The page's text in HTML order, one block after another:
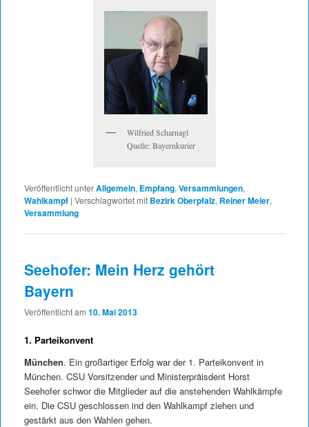
Wilfried Scharnagl
Quelle: Bayernkurier
Veröffentlicht unterAllgemein, Empfang, Versammlungen,
Wahlkampf | Verschlagwortet mit Bezirk Oberpfalz, Reiner Meier,
Versammlung
Seehofer: Mein Herz gehört
Bayern
Veröffentlicht am 10. Mai 2013
1. Parteikonvent
München. Ein großartiger Erfolg war der 1. Parteikonvent in
München. CSU Vorsitzender und Ministerpräisdent Horst
Seehofer schwor die Mitglieder auf die anstehenden Wahlkämpfe
ein. Die CSU geschlossen ind den Wahlkampf ziehen und
gestärkt aus den Wahlen gehen.